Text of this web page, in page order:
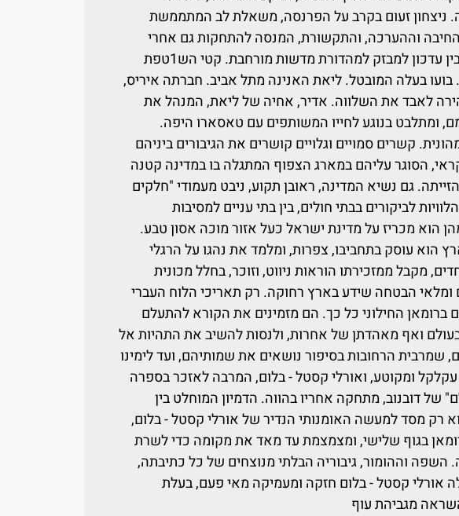
ניצחון זעום בקרב על הפרנסה, משאלת לב המתממשת
וההערכה, והתקשורת, המנסה להתחקות גם אחרי
החלקים האנושיים, בין עדכון למבזק למהדורת מדשות מורחבת. קטי הש1טפת
בועו בעלה המובטל. ליאת האנינה מתל אביב. חברתה איריס,
לאבד את השלווה. אדיר, אחיה של ליאת, המנהל את
ומתלבט בנוגע לחייו המשותפים עם טאסארו היפה.
קשרים סמויים וגלויים קושרים את הגיבורים ביניהם
הסוגר עליהם במארג הצפוף המתגלה בו במדינה קטנה
גם נשיא המדינה, ראובן תקוע, ניבט מעמודי "חלקים
לביקורים בבתי חולים, בין בתי עניים למסיבות
הוא מכריז על מדינת ישראל כעל אזור מוכה אסון טבע.
הוא עוסק בתחביבו, צפרות, ומלמד את נהגו על הרגלי
מקבל ממזכירתו הוראות ניווט, וזוכר, בחלל מכונית
ומלאי הבטחה שידע בארץ רחוקה. רק תאריכי הלוח העברי
ברומאן החילוני כל כך. הם מזמינים את הקורא להתעלם
ואף מאהדתן של אחרות, ולנסות להשיב את התהיות אל
שמרבית הרחובות בסיפור נושאים את שמותיהם, ועד לימינו
ומקוטע, ואורלי קסטל - בלום, המרבה לאזכר בספרה
של דובנוב, מתחקה אחריו בהווה. הדמיון המוחלט בין
רק מסד למעשה האומנותי הנדיר של אורלי קסטל - בלום,
בגוף שלישי, ומצמצמת עד מאד את מקומה כדי לשרת
השפה וההומור, גיבוריה הבלתי מנוצחים של כל כתיבתה,
אורלי קסטל - בלום חזקה ומעמיקה מאי פעם, בעלת
מגביהת עוף